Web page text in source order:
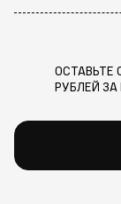
ОСТАВЬТЕ
РУБЛЕЙ